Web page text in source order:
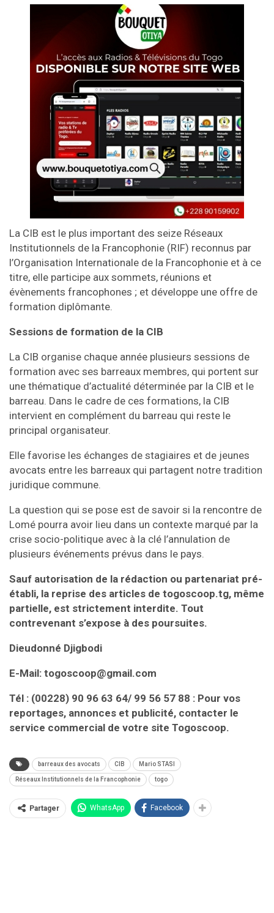
La CIB est le plus important des seize Réseaux
Institutionnels de la Francophonie (RIF) reconnus par
l’Organisation Internationale de la Francophonie et à ce
titre, elle participe aux sommets, réunions et
évènements francophones ; et développe une offre de
formation diplômante.
Sessions de formation de la CIB
La CIB organise chaque année plusieurs sessions de
formation avec ses barreaux membres, qui portent sur
une thématique d’actualité déterminée par la CIB et le
barreau. Dans le cadre de ces formations, la CIB
intervient en complément du barreau qui reste le
principal organisateur.
Elle favorise les échanges de stagiaires et de jeunes
avocats entre les barreaux qui partagent notre tradition
juridique commune.
La question qui se pose est de savoir si la rencontre de
Lomé pourra avoir lieu dans un contexte marqué par la
crise socio-politique avec à la clé l’annulation de
plusieurs événements prévus dans le pays.
Sauf autorisation de la rédaction ou partenariat pré-
établi, la reprise des articles de togoscoop.tg, même
partielle, est strictement interdite. Tout
contrevenant s’expose à des poursuites.
Dieudonné Djigbodi
E-Mail: togoscoop@gmail.com
Tél : (00228) 90 96 63 64/ 99 56 57 88 : Pour vos
reportages, annonces et publicité, contacter le
service commercial de votre site Togoscoop.
barreaux des avocats CIB Mario STASI
Réseaux Institutionnels de la Francophonie togo
Partager WhatsApp Facebook